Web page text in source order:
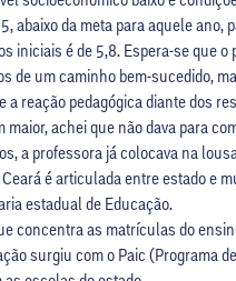
abaixo da meta para aquele ano,
iniciais é de 5,8. Espera-se que
de um caminho bem-sucedido,
a reação pedagógica diante dos
maior, achei que não dava para
a professora já colocava na
é articulada entre estado e
estadual de Educação.
concentra as matrículas do
surgiu com o Paic (Programa